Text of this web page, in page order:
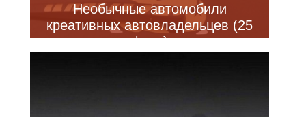
Необычные автомобили
креативных автовладельцев (25
фото)